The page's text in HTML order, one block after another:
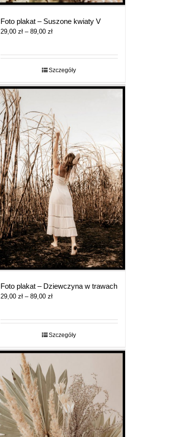
Foto plakat – Suszone kwiaty V
29,00 zł – 89,00 złZakres
29,00 zł
do
Szczegóły
Foto plakat – Dziewczyna w trawach
29,00 zł – 89,00 złZakres
29,00 zł
do
Szczegóły